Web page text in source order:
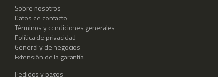
Sobre nosotros
Datos de contacto
Términos y condiciones generales
Política de privacidad
General y de negocios
Extensión de la garantía
Pedidos y pagos